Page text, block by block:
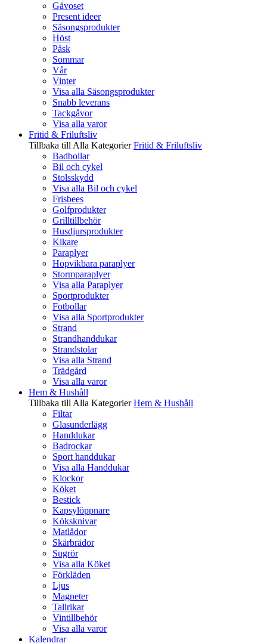
Gåvoset
Present ideer
Säsongsprodukter
Höst
Påsk
Sommar
Vår
Vinter
Visa alla Säsongsprodukter
Snabb leverans
Tackgåvor
Visa alla varor
Fritid & Friluftsliv
Tillbaka till Alla Kategorier Fritid & Friluftsliv
Badbollar
Bil och cykel
Stolsskydd
Visa alla Bil och cykel
Frisbees
Golfprodukter
Grilltillbehör
Husdjursprodukter
Kikare
Paraplyer
Hopvikbara paraplyer
Stormparaplyer
Visa alla Paraplyer
Sportprodukter
Fotbollar
Visa alla Sportprodukter
Strand
Strandhanddukar
Strandstolar
Visa alla Strand
Trädgård
Visa alla varor
Hem & Hushåll
Tillbaka till Alla Kategorier Hem & Hushåll
Filtar
Glasunderlägg
Handdukar
Badrockar
Sport handdukar
Visa alla Handdukar
Klockor
Köket
Bestick
Kapsylöppnare
Köksknivar
Matlådor
Skärbrädor
Sugrör
Visa alla Köket
Förkläden
Ljus
Magneter
Tallrikar
Vintillbehör
Visa alla varor
Kalendrar